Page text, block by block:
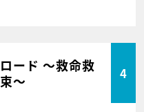
ード ～救命救
～
4